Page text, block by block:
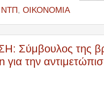
ΝΤΠ, ΟΙΚΟΝΟΜΙΑ
Σύμβουλος της
για την